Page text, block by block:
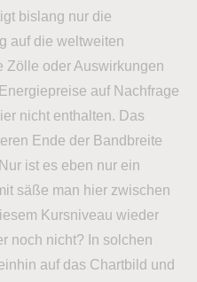
bislang nur die
auf die weltweiten
Zölle oder Auswirkungen
auf Nachfrage
nicht enthalten. Das
Ende der Bandbreite
ist es eben nur ein
säße man hier zwischen
Kursniveau wieder
noch nicht? In solchen
auf das Chartbild und